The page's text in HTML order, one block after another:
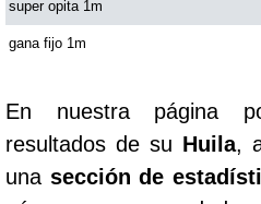
Sinuano Día
Sinuano Noche
super opita 1m
gana fijo 1m
En nuestra página
resultados de su Huila,
una sección de